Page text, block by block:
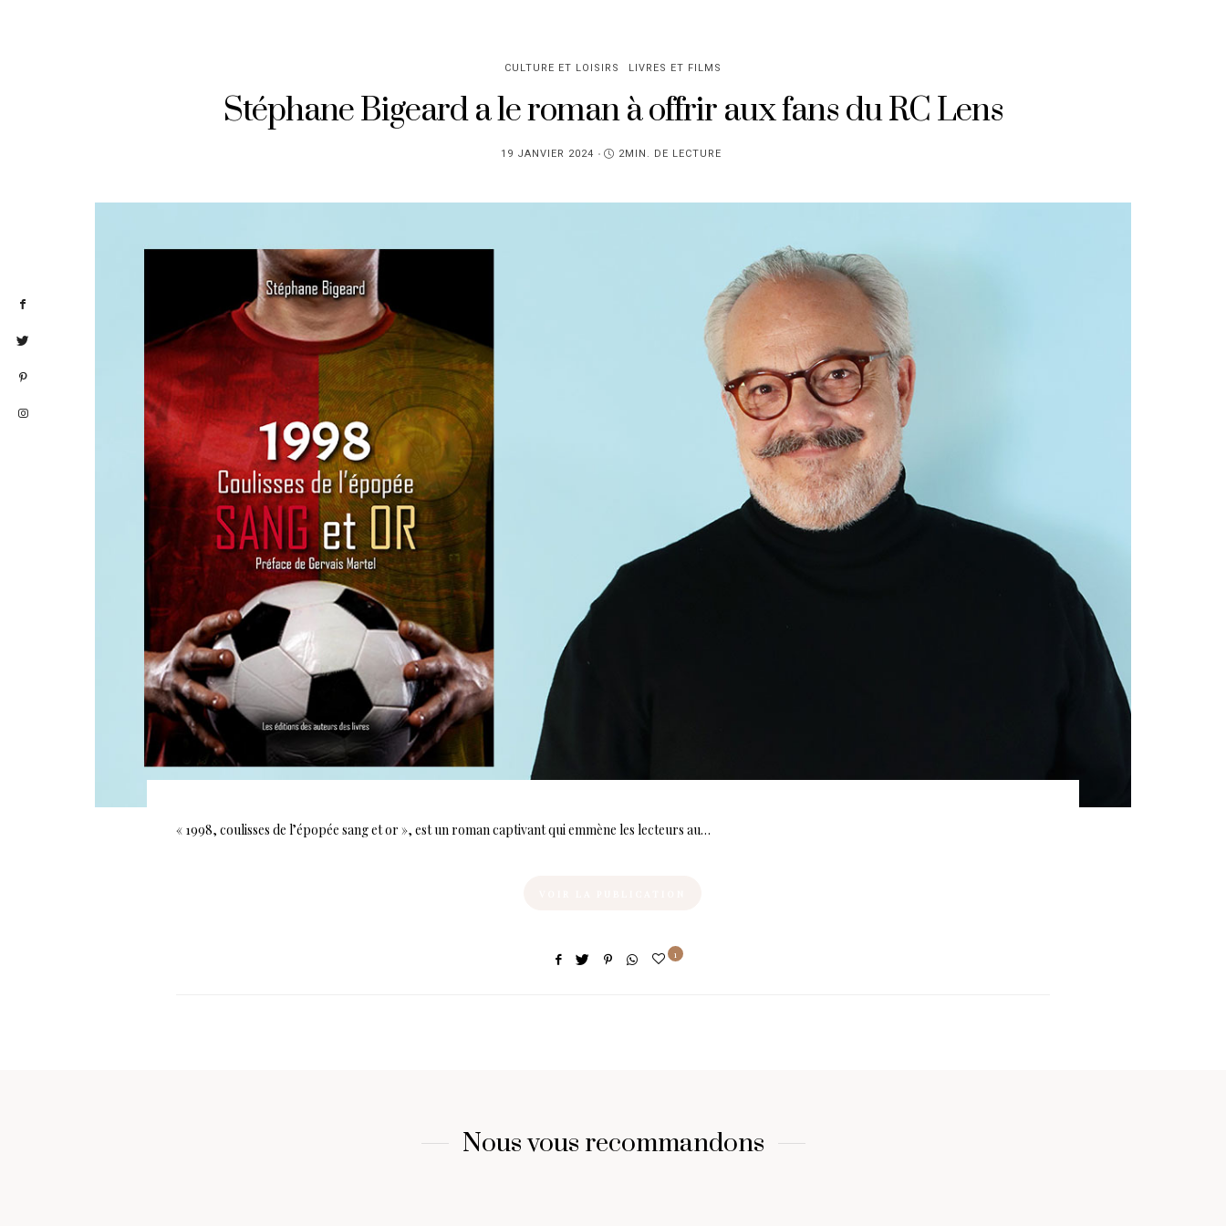
CULTURE ET LOISIRS LIVRES ET FILMS
Stéphane Bigeard a le roman à offrir aux fans du RC Lens
PUBLIÉ
19 JANVIER 2024 2MIN. DE LECTURE
« 1998, coulisses de l’épopée sang et or », est un roman captivant qui emmène les lecteurs au…
1
Nous vous recommandons